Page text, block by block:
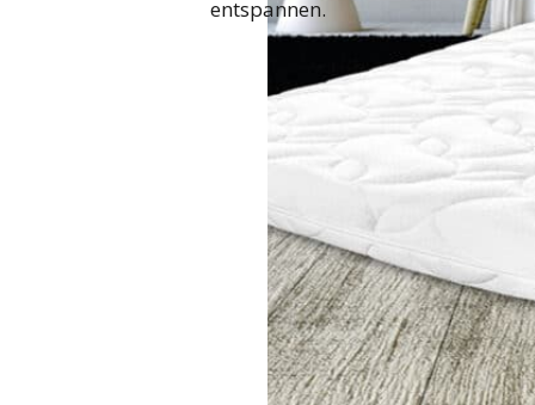
entspannen.